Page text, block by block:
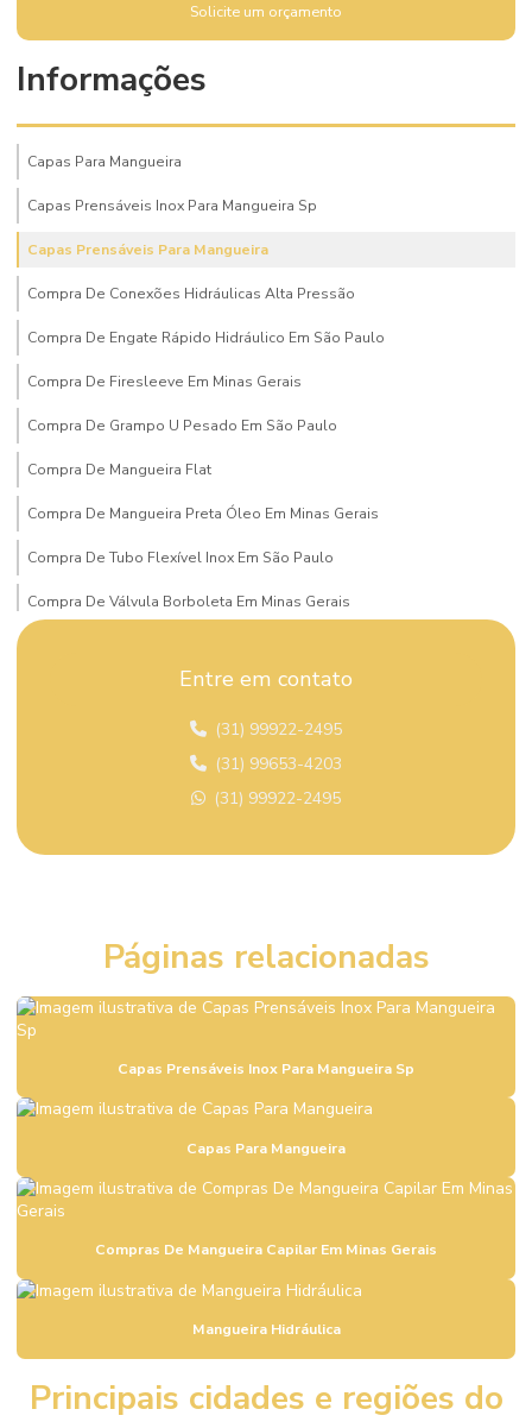
Solicite um orçamento
Informações
Capas Para Mangueira
Capas Prensáveis Inox Para Mangueira Sp
Capas Prensáveis Para Mangueira
Compra De Conexões Hidráulicas Alta Pressão
Compra De Engate Rápido Hidráulico Em São Paulo
Compra De Firesleeve Em Minas Gerais
Compra De Grampo U Pesado Em São Paulo
Compra De Mangueira Flat
Compra De Mangueira Preta Óleo Em Minas Gerais
Compra De Tubo Flexível Inox Em São Paulo
Compra De Válvula Borboleta Em Minas Gerais
Compra Mangueira Solda Acetileno
Comprar Conexão Instantânea Plástica
Comprar Dispositivo De Segurança Em São Paulo
Comprar Terminal Prensável Em São Paulo
Comprar Válvula De Esfera Tripartida
Comprar Válvula De Pé Ferro Fundido
Comprar Válvula Fundo De Poço Em Minas Gerais
Comprar Válvula Gaveta A216 Wcb Minas Gerais
Comprar Válvula Pneumática Controle Fluxo São Paulo
Comprar Válvula Retenção Horizontal Latão
Comprar Válvula Solenóide 5 3 Vias Minas Gerais
Entre em contato
(31) 99922-2495
(31) 99653-4203
(31) 99922-2495
Páginas relacionadas
Capas Prensáveis Inox Para Mangueira Sp
Capas Para Mangueira
Compras De Mangueira Capilar Em Minas Gerais
Mangueira Hidráulica
Principais cidades e regiões do